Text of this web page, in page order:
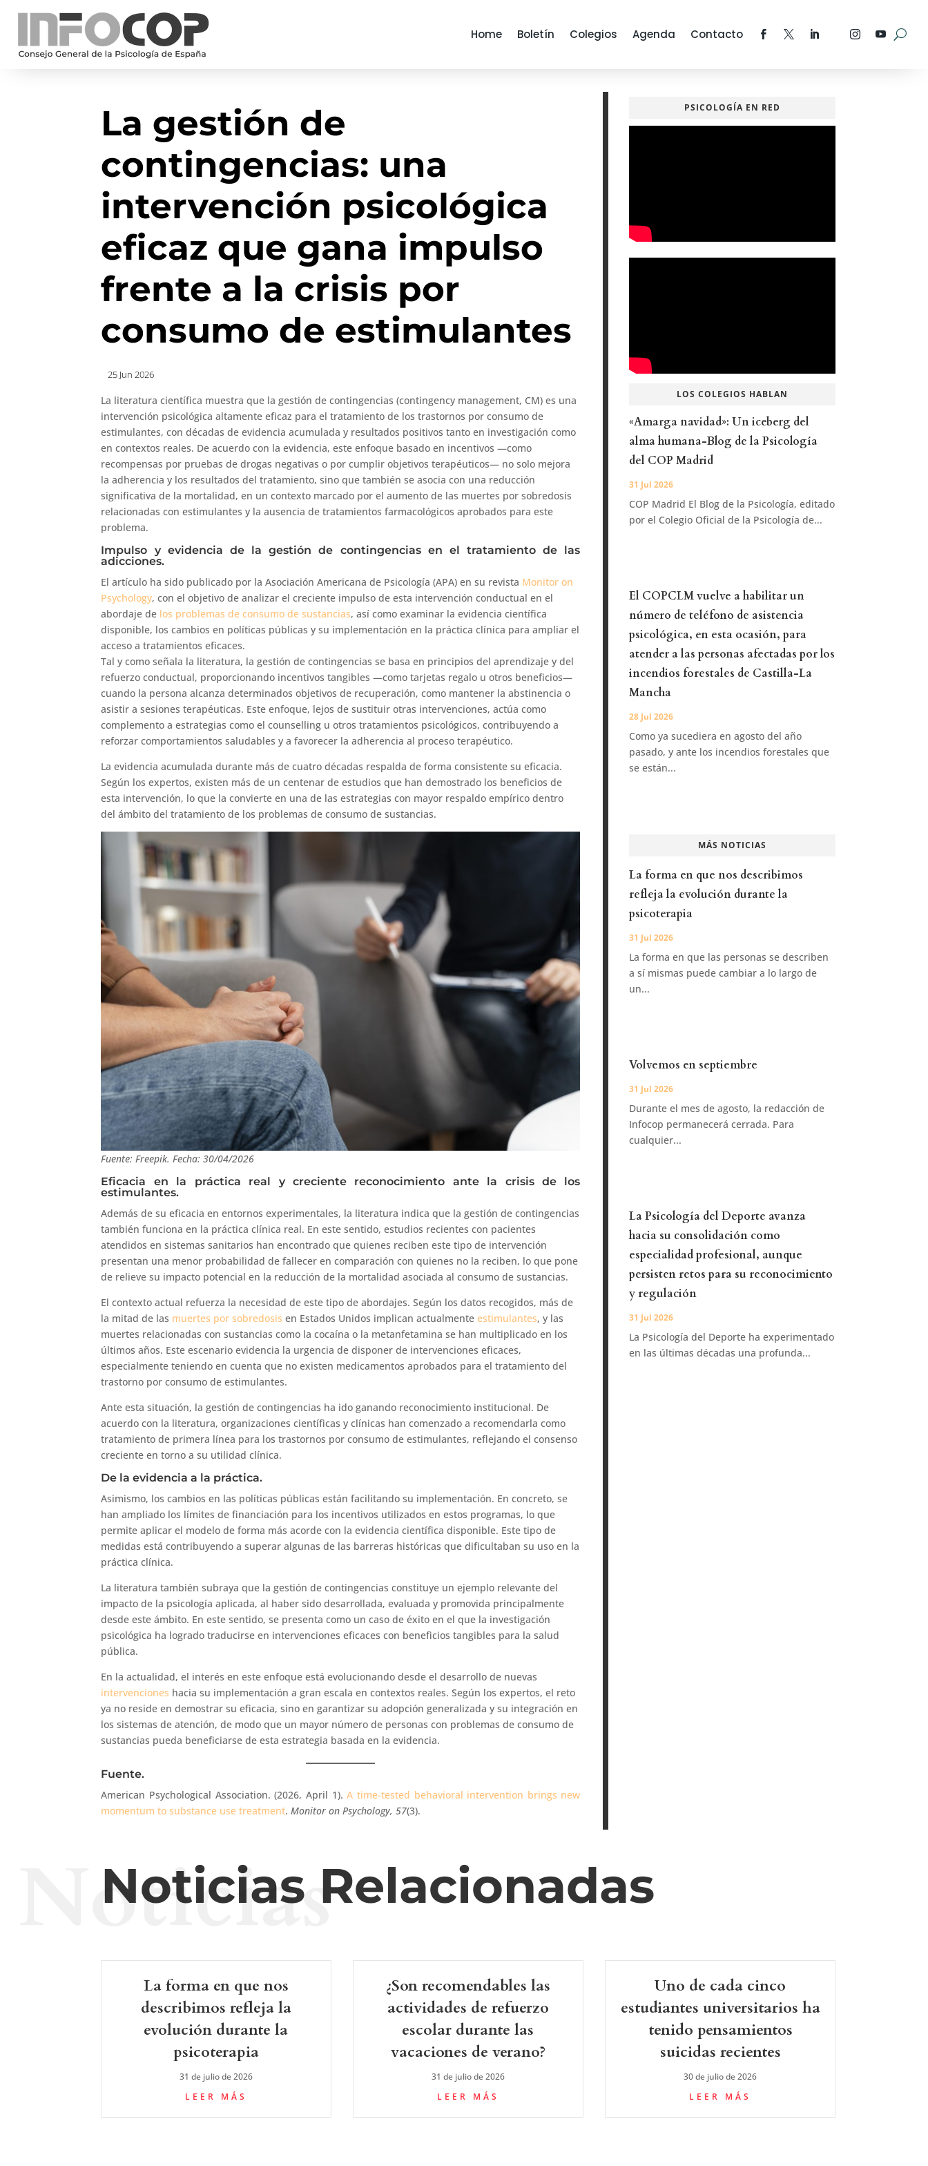
Home Boletín Colegios Agenda Contacto
La gestión de
contingencias: una
intervención psicológica
eficaz que gana impulso
frente a la crisis por
consumo de estimulantes
25 Jun 2026
La literatura científica muestra que la gestión de contingencias (contingency management, CM) es una
intervención psicológica altamente eficaz para el tratamiento de los trastornos por consumo de
estimulantes, con décadas de evidencia acumulada y resultados positivos tanto en investigación como
en contextos reales. De acuerdo con la evidencia, este enfoque basado en incentivos —como
recompensas por pruebas de drogas negativas o por cumplir objetivos terapéuticos— no solo mejora
la adherencia y los resultados del tratamiento, sino que también se asocia con una reducción
significativa de la mortalidad, en un contexto marcado por el aumento de las muertes por sobredosis
relacionadas con estimulantes y la ausencia de tratamientos farmacológicos aprobados para este
problema.
Impulso y evidencia de la gestión de contingencias en el tratamiento de las
adicciones.
El artículo ha sido publicado por la Asociación Americana de Psicología (APA) en su revista Monitor on
Psychology, con el objetivo de analizar el creciente impulso de esta intervención conductual en el
abordaje de los problemas de consumo de sustancias, así como examinar la evidencia científica
disponible, los cambios en políticas públicas y su implementación en la práctica clínica para ampliar el
acceso a tratamientos eficaces.
Tal y como señala la literatura, la gestión de contingencias se basa en principios del aprendizaje y del
refuerzo conductual, proporcionando incentivos tangibles —como tarjetas regalo u otros beneficios—
cuando la persona alcanza determinados objetivos de recuperación, como mantener la abstinencia o
asistir a sesiones terapéuticas. Este enfoque, lejos de sustituir otras intervenciones, actúa como
complemento a estrategias como el counselling u otros tratamientos psicológicos, contribuyendo a
reforzar comportamientos saludables y a favorecer la adherencia al proceso terapéutico.
La evidencia acumulada durante más de cuatro décadas respalda de forma consistente su eficacia.
Según los expertos, existen más de un centenar de estudios que han demostrado los beneficios de
esta intervención, lo que la convierte en una de las estrategias con mayor respaldo empírico dentro
del ámbito del tratamiento de los problemas de consumo de sustancias.
Fuente: Freepik. Fecha: 30/04/2026
Eficacia en la práctica real y creciente reconocimiento ante la crisis de los
estimulantes.
Además de su eficacia en entornos experimentales, la literatura indica que la gestión de contingencias
también funciona en la práctica clínica real. En este sentido, estudios recientes con pacientes
atendidos en sistemas sanitarios han encontrado que quienes reciben este tipo de intervención
presentan una menor probabilidad de fallecer en comparación con quienes no la reciben, lo que pone
de relieve su impacto potencial en la reducción de la mortalidad asociada al consumo de sustancias.
El contexto actual refuerza la necesidad de este tipo de abordajes. Según los datos recogidos, más de
la mitad de las muertes por sobredosis en Estados Unidos implican actualmenteestimulantes, y las
muertes relacionadas con sustancias como la cocaína o la metanfetamina se han multiplicado en los
últimos años. Este escenario evidencia la urgencia de disponer de intervenciones eficaces,
especialmente teniendo en cuenta que no existen medicamentos aprobados para el tratamiento del
trastorno por consumo de estimulantes.
Ante esta situación, la gestión de contingencias ha ido ganando reconocimiento institucional. De
acuerdo con la literatura, organizaciones científicas y clínicas han comenzado a recomendarla como
tratamiento de primera línea para los trastornos por consumo de estimulantes, reflejando el consenso
creciente en torno a su utilidad clínica.
De la evidencia a la práctica.
Asimismo, los cambios en las políticas públicas están facilitando su implementación. En concreto, se
han ampliado los límites de financiación para los incentivos utilizados en estos programas, lo que
permite aplicar el modelo de forma más acorde con la evidencia científica disponible. Este tipo de
medidas está contribuyendo a superar algunas de las barreras históricas que dificultaban su uso en la
práctica clínica.
La literatura también subraya que la gestión de contingencias constituye un ejemplo relevante del
impacto de la psicología aplicada, al haber sido desarrollada, evaluada y promovida principalmente
desde este ámbito. En este sentido, se presenta como un caso de éxito en el que la investigación
psicológica ha logrado traducirse en intervenciones eficaces con beneficios tangibles para la salud
pública.
En la actualidad, el interés en este enfoque está evolucionando desde el desarrollo de nuevas
intervenciones hacia su implementación a gran escala en contextos reales. Según los expertos, el reto
ya no reside en demostrar su eficacia, sino en garantizar su adopción generalizada y su integración en
los sistemas de atención, de modo que un mayor número de personas con problemas de consumo de
sustancias pueda beneficiarse de esta estrategia basada en la evidencia.
Fuente.
American Psychological Association. (2026, April 1).A time-tested behavioral intervention brings new
momentum to substance use treatment.Monitor on Psychology, 57(3).
PSICOLOGÍA EN RED
LOS COLEGIOS HABLAN
«Amarga navidad»: Un iceberg del
alma humana-Blog de la Psicología
del COP Madrid
31 Jul 2026
COP Madrid El Blog de la Psicología, editado
por el Colegio Oficial de la Psicología de...
El COPCLM vuelve a habilitar un
número de teléfono de asistencia
psicológica, en esta ocasión, para
atender a las personas afectadas por los
incendios forestales de Castilla-La
Mancha
28 Jul 2026
Como ya sucediera en agosto del año
pasado, y ante los incendios forestales que
se están...
MÁS NOTICIAS
La forma en que nos describimos
refleja la evolución durante la
psicoterapia
31 Jul 2026
La forma en que las personas se describen
a sí mismas puede cambiar a lo largo de
un...
Volvemos en septiembre
31 Jul 2026
Durante el mes de agosto, la redacción de
Infocop permanecerá cerrada. Para
cualquier...
La Psicología del Deporte avanza
hacia su consolidación como
especialidad profesional, aunque
persisten retos para su reconocimiento
y regulación
31 Jul 2026
La Psicología del Deporte ha experimentado
en las últimas décadas una profunda...
Noticias Relacionadas
Noticias
La forma en que nos
describimos refleja la
evolución durante la
psicoterapia
31 de julio de 2026
LEER MÁS
¿Son recomendables las
actividades de refuerzo
escolar durante las
vacaciones de verano?
31 de julio de 2026
LEER MÁS
Uno de cada cinco
estudiantes universitarios ha
tenido pensamientos
suicidas recientes
30 de julio de 2026
LEER MÁS